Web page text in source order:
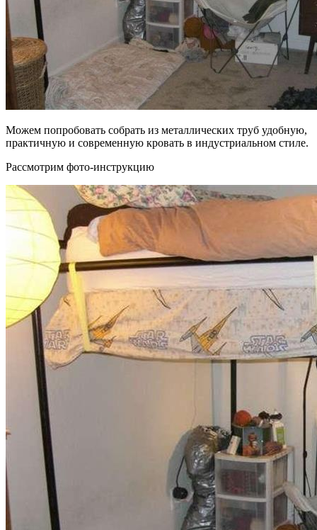
Можем попробовать собрать из металлических труб удобную,
практичную и современную кровать в индустриальном стиле.
Рассмотрим фото-инструкцию